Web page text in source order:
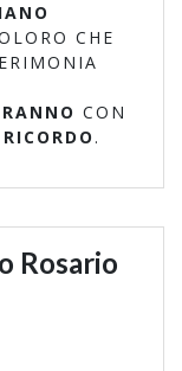
CHE
CON
.
Rosario